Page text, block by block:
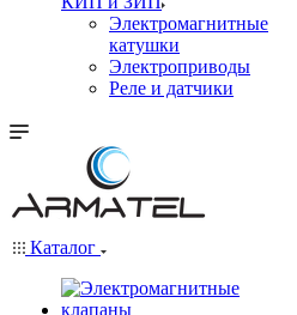
Электромагнитные
катушки
Электроприводы
Реле и датчики
Каталог